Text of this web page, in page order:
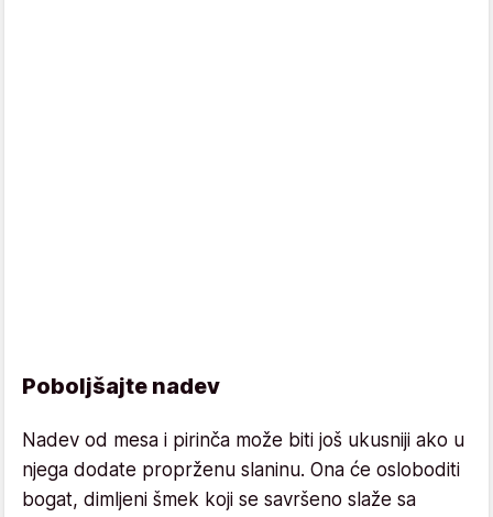
Poboljšajte nadev
Nadev od mesa i pirinča može biti još ukusniji ako u
njega dodate proprženu slaninu. Ona će osloboditi
bogat, dimljeni šmek koji se savršeno slaže sa